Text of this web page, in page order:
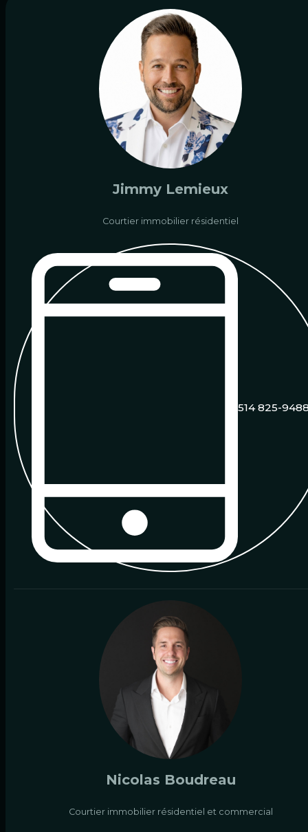
Jimmy Lemieux
Courtier immobilier résidentiel
514 825-
Nicolas Boudreau
Courtier immobilier résidentiel et commercial